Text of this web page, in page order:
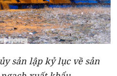
sản lập kỷ lục về sản